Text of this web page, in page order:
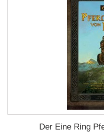
Der Eine Ring